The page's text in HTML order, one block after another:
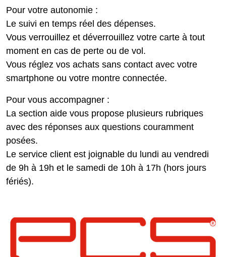
Pour votre autonomie :
Le suivi en temps réel des dépenses.
Vous verrouillez et déverrouillez votre carte à tout
moment en cas de perte ou de vol.
Vous réglez vos achats sans contact avec votre
smartphone ou votre montre connectée.
Pour vous accompagner :
La section aide vous propose plusieurs rubriques
avec des réponses aux questions couramment
posées.
Le service client est joignable du lundi au vendredi
de 9h à 19h et le samedi de 10h à 17h (hors jours
fériés).